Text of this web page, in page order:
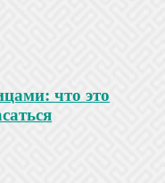
что это